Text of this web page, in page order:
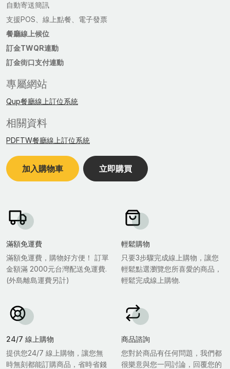
自動寄送簡訊
支援POS、線上點餐、電子發票
餐廳線上候位
訂金TWQR連動
訂金街口支付連動
專屬網站
Qup餐廳線上訂位系統
相關資料
PDFTW餐廳線上訂位系統
加入購物車 立即購買
滿額免運費
滿額免運費，購物好方便！ 訂單
金額滿 2000元台灣配送免運費.
(外島離島運費另計)
輕鬆購物
只要3步驟完成線上購物，讓您
輕鬆點選瀏覽您所喜愛的商品，
輕鬆完成線上購物.
24/7 線上購物
提供您24/7 線上購物，讓您無
時無刻都能訂購商品，省時省錢
商品諮詢
您對於商品有任何問題，我們都
很樂意與您一同討論，回覆您的